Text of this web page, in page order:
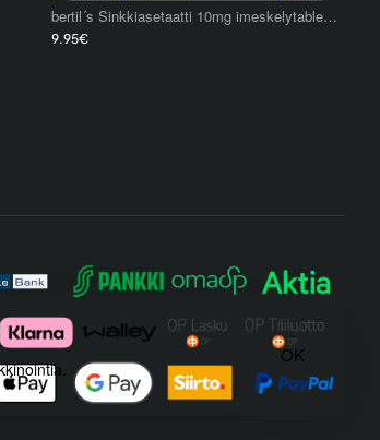
OK
bertil´s Sinkkiasetaatti 10mg imeskelytabletti mustaherukka 120 tabl.
9.95€